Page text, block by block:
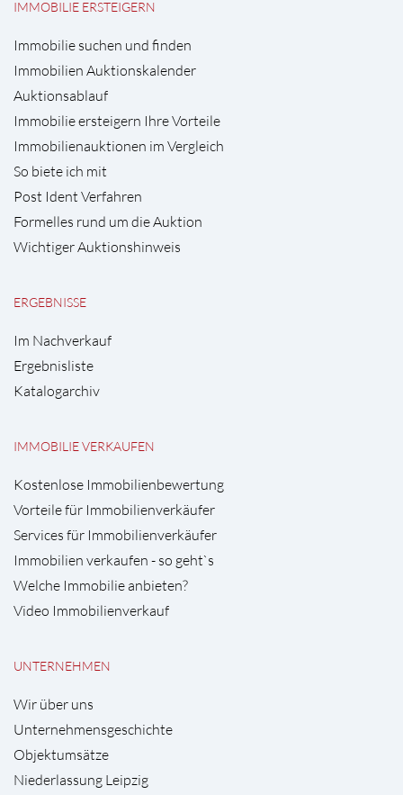
IMMOBILIE ERSTEIGERN
Immobilie suchen und finden
Immobilien Auktionskalender
Auktionsablauf
Immobilie ersteigern Ihre Vorteile
Immobilienauktionen im Vergleich
So biete ich mit
Post Ident Verfahren
Formelles rund um die Auktion
Wichtiger Auktionshinweis
ERGEBNISSE
Im Nachverkauf
Ergebnisliste
Katalogarchiv
IMMOBILIE VERKAUFEN
Kostenlose Immobilienbewertung
Vorteile für Immobilienverkäufer
Services für Immobilienverkäufer
Immobilien verkaufen - so geht`s
Welche Immobilie anbieten?
Video Immobilienverkauf
UNTERNEHMEN
Wir über uns
Unternehmensgeschichte
Objektumsätze
Niederlassung Leipzig